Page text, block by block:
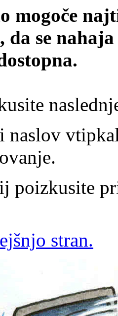
mogoče
da se
naslov
poizkusite
stran.